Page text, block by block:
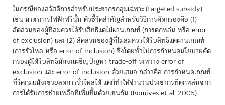
ในกรณีของสวัสดิการสำหรับประชากรกลุ่มเฉพาะ (targeted subsidy)
เช่น มาตรการไฟฟ้าฟรีนั้น ตัวชี้วัดสำคัญสำหรับวิธีการคัดกรองคือ (1)
สัดส่วนของผู้ที่สมควรได้รับสิทธิแต่ไม่ผ่านเกณฑ์ (การตกหล่น หรือ error
of exclusion) และ (2) สัดส่วนของผู้ที่ไม่สมควรได้รับสิทธิแต่ผ่านเกณฑ์
(การรั่วไหล หรือ error of inclusion) ซึ่งโดยทั่วไปการกำหนดนโยบายคัด
กรองผู้ได้รับสิทธิมักจะเผชิญปัญหา trade-off ระหว่าง error of
exclusion และ error of inclusion ด้วยเสมอ กล่าวคือ การกำหนดเกณฑ์
ที่รัดกุมแม้จะช่วยลดการรั่วไหลได้ แต่ก็ทำให้จำนวนประชากรที่ตกหล่นจาก
การได้รับการช่วยเหลือที่เพิ่มขึ้นด้วยเช่นกัน (Komives et al. 2005)